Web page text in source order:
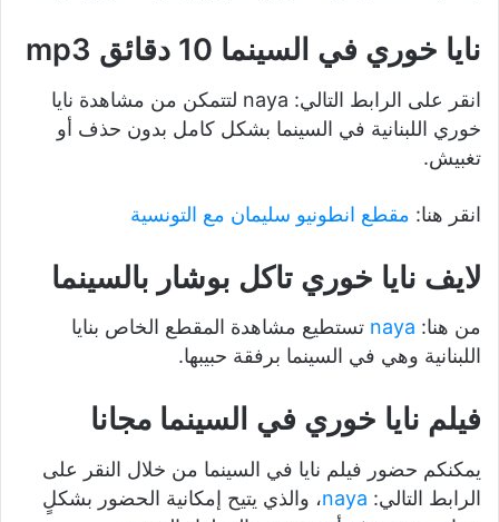
نايا خوري في السينما 10 دقائق mp3
انقر على الرابط التالي: naya لتتمكن من مشاهدة نايا
خوري اللبنانية في السينما بشكل كامل بدون حذف أو
تغبيش.
انقر هنا: مقطع انطونيو سليمان مع التونسية
لايف نايا خوري تاكل بوشار بالسينما
من هنا: naya تستطيع مشاهدة المقطع الخاص بنايا
اللبنانية وهي في السينما برفقة حبيبها.
فيلم نايا خوري في السينما مجانا
يمكنكم حضور فيلم نايا في السينما من خلال النقر على
الرابط التالي: naya، والذي يتيح إمكانية الحضور بشكلٍ